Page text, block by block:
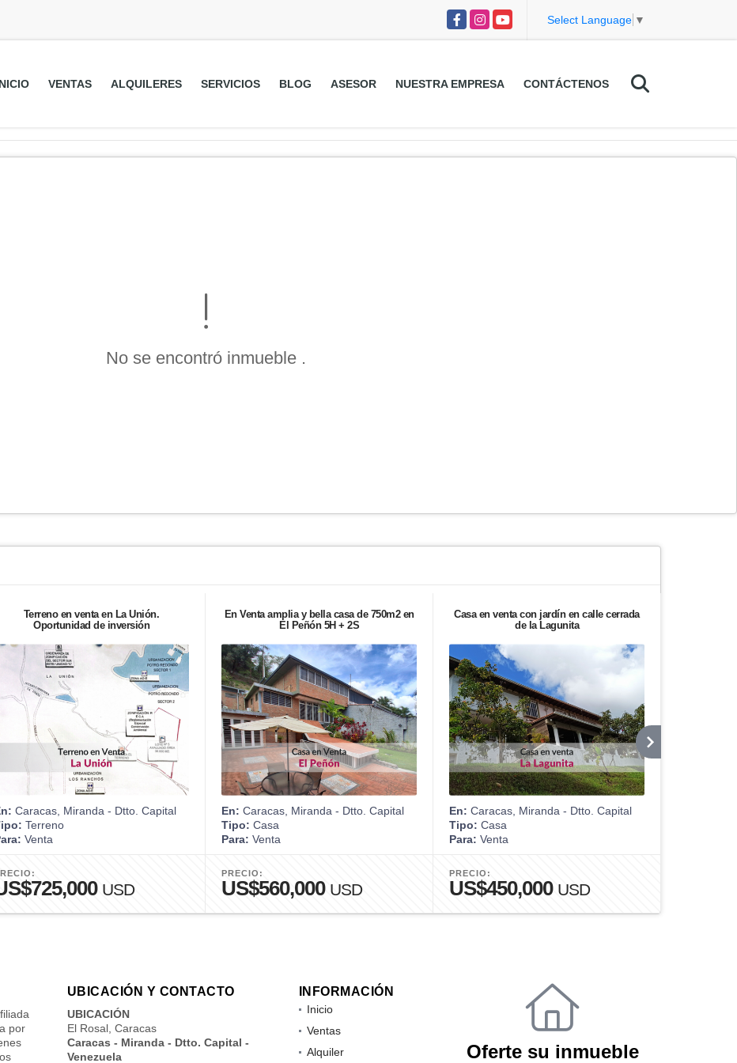
Facebook
InstagramYouTube Select Language ▼
VENTAS ALQUILERES SERVICIOS BLOG ASESOR NUESTRA EMPRESA CONTÁCTENOS
No se encontró inmueble .
Terreno en venta en La Unión.
Oportunidad de inversión
Caracas, Miranda - Dtto. Capital
Terreno
Venta
USD
En Venta amplia y bella casa de 750m2 en
El Peñón 5H + 2S
En: Caracas, Miranda - Dtto. Capital
Tipo: Casa
Para: Venta
PRECIO:
US$560,000 USD
Casa en venta con jardín en calle cerrada
de la Lagunita
En: Caracas, Miranda - Dtto. Capital
Tipo: Casa
Para: Venta
PRECIO:
US$450,000 USD
por
UBICACIÓN Y CONTACTO
UBICACIÓN
El Rosal, Caracas
Caracas - Miranda - Dtto. Capital -
Venezuela
INFORMACIÓN
Inicio
Ventas
Alquiler
Oferte su inmueble